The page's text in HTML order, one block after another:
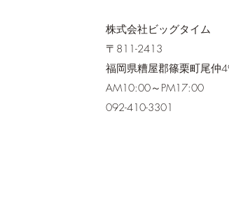
株式会社ビッグタイム
〒811-2413
福岡県糟屋郡篠栗町尾仲
AM10:00～PM17:00
092-410-3301